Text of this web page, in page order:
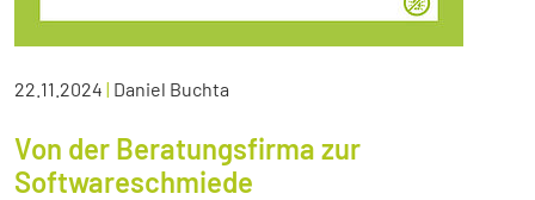
22.11.2024 | Daniel Buchta
Von der Beratungsfirma zur
Softwareschmiede